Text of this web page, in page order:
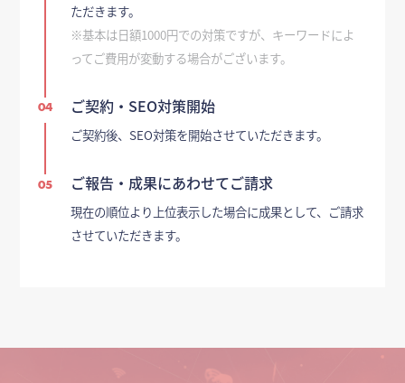
ただきます。
※基本は日額1000円での対策ですが、キーワードによ
ってご費用が変動する場合がございます。
04 ご契約・SEO対策開始
ご契約後、SEO対策を開始させていただきます。
05 ご報告・成果にあわせてご請求
現在の順位より上位表示した場合に成果として、ご請求
させていただきます。